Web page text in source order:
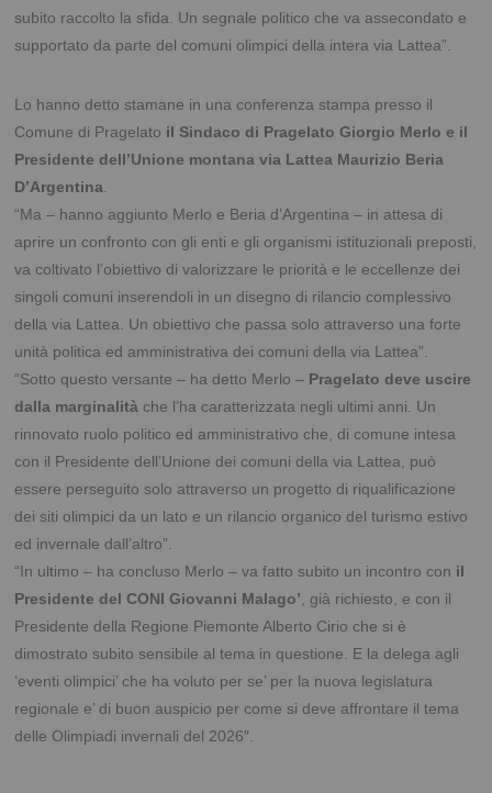
subito raccolto la sfida. Un segnale politico che va assecondato e
supportato da parte del comuni olimpici della intera via Lattea”.
Lo hanno detto stamane in una conferenza stampa presso il
Comune di Pragelato il Sindaco di Pragelato Giorgio Merlo e il
Presidente dell’Unione montana via Lattea Maurizio Beria
D’Argentina
“Ma – hanno aggiunto Merlo e Beria d’Argentina – in attesa di
aprire un confronto con gli enti e gli organismi istituzionali preposti,
va coltivato l’obiettivo di valorizzare le priorità e le eccellenze dei
singoli comuni inserendoli in un disegno di rilancio complessivo
della via Lattea. Un obiettivo che passa solo attraverso una forte
unità politica ed amministrativa dei comuni della via Lattea”.
“Sotto questo versante – ha detto Merlo – Pragelato deve uscire
dalla marginalità che l’ha caratterizzata negli ultimi anni. Un
rinnovato ruolo politico ed amministrativo che, di comune intesa
con il Presidente dell’Unione dei comuni della via Lattea, può
essere perseguito solo attraverso un progetto di riqualificazione
dei siti olimpici da un lato e un rilancio organico del turismo estivo
ed invernale dall’altro”.
“In ultimo – ha concluso Merlo – va fatto subito un incontro con il
Presidente del CONI Giovanni Malago’ , già richiesto, e con il
Presidente della Regione Piemonte Alberto Cirio che si è
dimostrato subito sensibile al tema in questione. E la delega agli
‘eventi olimpici’ che ha voluto per se’ per la nuova legislatura
regionale e’ di buon auspicio per come si deve affrontare il tema
delle Olimpiadi invernali del 2026″.